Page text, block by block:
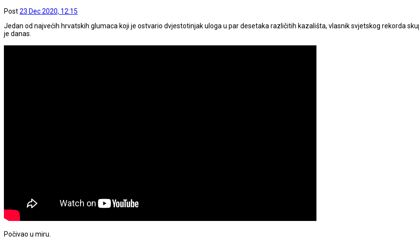
Post23 Dec 2020, 12:15
Jedan od najvećih hrvatskih glumaca koji je ostvario dvjestotinjak uloga u par desetaka različitih kazališta, vlasnik svjetskog rekorda
je danas.
Počivao u miru.